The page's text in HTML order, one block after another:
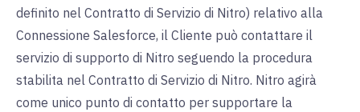
definito nel Contratto di Servizio di Nitro) relativo alla
Connessione Salesforce, il Cliente può contattare il
servizio di supporto di Nitro seguendo la procedura
stabilita nel Contratto di Servizio di Nitro. Nitro agirà
come unico punto di contatto per supportare la